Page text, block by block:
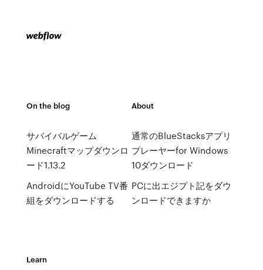
On the blog
サバイバルゲーム
Minecraftマップダウンロ
ード1.13.2
AndroidにYouTube TV番
組をダウンロードする
About
通常のBlueStacksアプリ
プレーヤーfor Windows
10ダウンロード
PCに出エジプト記をダウ
ンロードできますか
Learn